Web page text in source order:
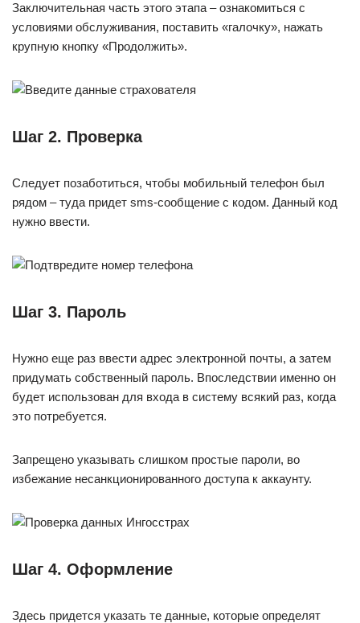
Заключительная часть этого этапа – ознакомиться с
условиями обслуживания, поставить «галочку», нажать
крупную кнопку «Продолжить».
Шаг 2. Проверка
Следует позаботиться, чтобы мобильный телефон был
рядом – туда придет sms-сообщение с кодом. Данный код
нужно ввести.
Шаг 3. Пароль
Нужно еще раз ввести адрес электронной почты, а затем
придумать собственный пароль. Впоследствии именно он
будет использован для входа в систему всякий раз, когда
это потребуется.
Запрещено указывать слишком простые пароли, во
избежание несанкционированного доступа к аккаунту.
Шаг 4. Оформление
Здесь придется указать те данные, которые определят